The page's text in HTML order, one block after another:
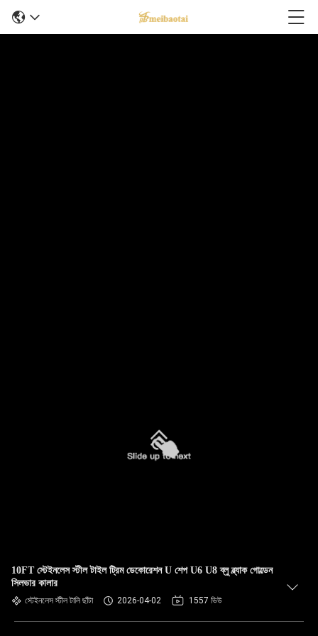
10FT স্টেইনলেস স্টীল টাইল ট্রিম ডেকোরেশন U শেপ U6 U8 ব্লু ব্ল্যাক গোল্ডেন
সিলভার কালার
স্টেইনলেস স্টীল টালি ছাঁটা 2026-04-02 1557 ভিউ